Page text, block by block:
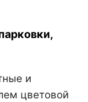
и
цветовой